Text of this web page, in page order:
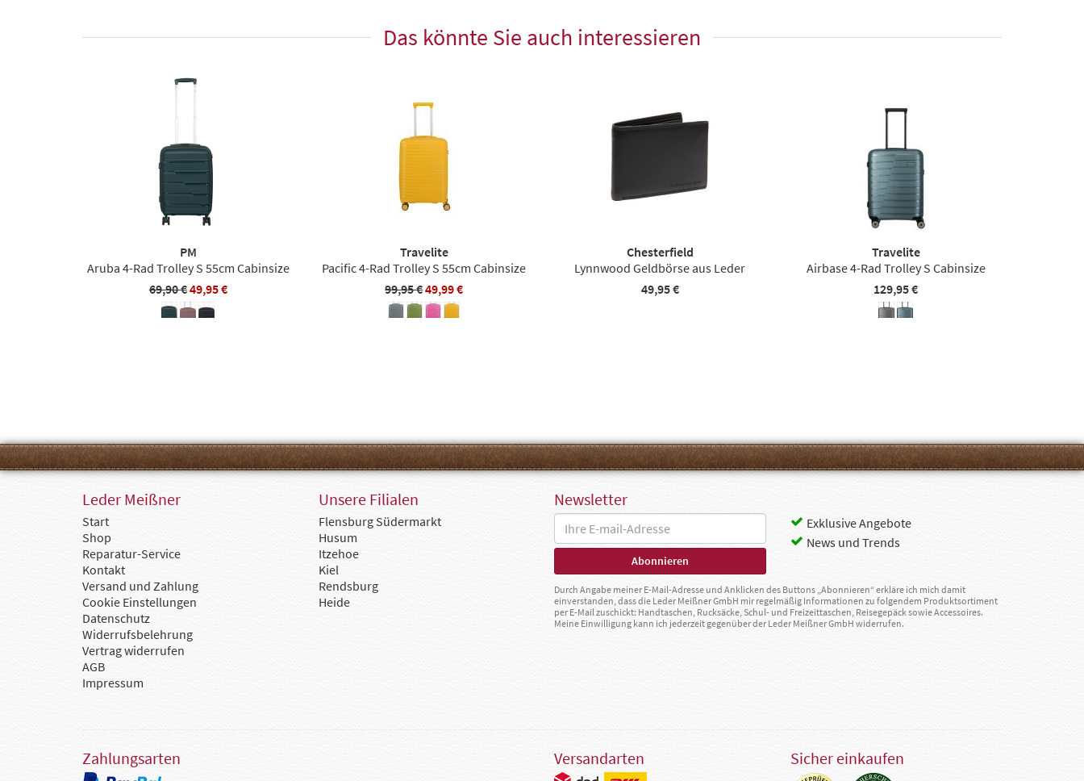
Das könnte Sie auch interessieren
PM
Aruba 4-Rad Trolley S 55cm Cabinsize
69,90 €49,95 €
Travelite
Pacific 4-Rad Trolley S 55cm Cabinsize
99,95 €49,99 €
Chesterfield
Lynnwood Geldbörse aus Leder
49,95 €
Travelite
Airbase 4-Rad Trolley S Cabinsize
129,95 €
Leder Meißner
Start
Shop
Reparatur-Service
Kontakt
Versand und Zahlung
Cookie Einstellungen
Datenschutz
Widerrufsbelehrung
Vertrag widerrufen
AGB
Impressum
Unsere Filialen
Flensburg Südermarkt
Husum
Itzehoe
Kiel
Rendsburg
Heide
Newsletter
Exklusive Angebote
News und Trends
Durch Angabe meiner E-Mail-Adresse und Anklicken des Buttons „Abonnieren“ erkläre ich mich damit
einverstanden, dass die Leder Meißner GmbH mir regelmäßig Informationen zu folgendem Produktsortiment
per E-Mail zuschickt: Handtaschen, Rucksäcke, Schul- und Freizeittaschen, Reisegepäck sowie Accessoires.
Meine Einwilligung kann ich jederzeit gegenüber der Leder Meißner GmbH widerrufen.
Zahlungsarten Versandarten Sicher einkaufen